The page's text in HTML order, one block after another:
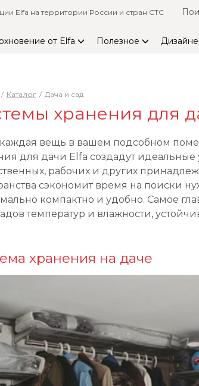
Elfa на территории России и стран СТС
от Elfa Полезное
Каталог Дача и сад
хранения для
вещь в вашем подсобном
для дачи Elfa создадут
рабочих и других
сэкономит время на поиски
компактно и удобно. Самое
температур и влажности,
хранения на даче